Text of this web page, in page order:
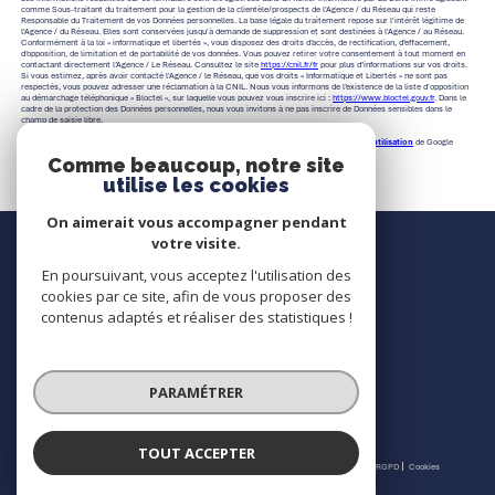
comme Sous-traitant du traitement pour la gestion de la clientèle/prospects de l'Agence / du Réseau qui reste
Responsable du Traitement de vos Données personnelles. La base légale du traitement repose sur l'intérêt légitime de
l'Agence / du Réseau. Elles sont conservées jusqu'à demande de suppression et sont destinées à l'Agence / au Réseau.
Conformément à la loi « informatique et libertés », vous disposez des droits d’accès, de rectification, d’effacement,
d’opposition, de limitation et de portabilité de vos données. Vous pouvez retirer votre consentement à tout moment en
contactant directement l’Agence / Le Réseau. Consultez le site https://cnil.fr/fr pour plus d’informations sur vos droits.
Si vous estimez, après avoir contacté l'Agence / le Réseau, que vos droits « Informatique et Libertés » ne sont pas
respectés, vous pouvez adresser une réclamation à la CNIL. Nous vous informons de l’existence de la liste d'opposition
au démarchage téléphonique « Bloctel », sur laquelle vous pouvez vous inscrire ici : https://www.bloctel.gouv.fr. Dans le
cadre de la protection des Données personnelles, nous vous invitons à ne pas inscrire de Données sensibles dans le
champ de saisie libre.
Conditions d'utilisation de Google
Nous contacter
Contact
Nous suivre
© 2026 | Tous droits réservés | Traduction powered by Google |
Politique RGPD Cookies
Comme beaucoup, notre site
utilise les cookies
On aimerait vous accompagner pendant
votre visite.
En poursuivant, vous acceptez l'utilisation des
cookies par ce site, afin de vous proposer des
contenus adaptés et réaliser des statistiques !
PARAMÉTRER
TOUT ACCEPTER